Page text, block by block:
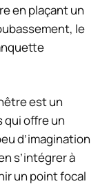
en plaçant un
le
est un
offre un
d’imagination
s’intégrer à
un point focal